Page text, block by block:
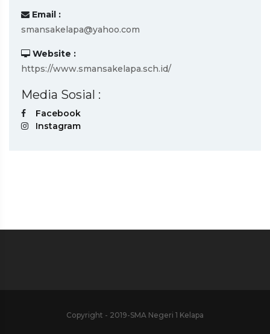
Email :
smansakelapa@yahoo.com
Website :
https://www.smansakelapa.sch.id/
Media Sosial :
Facebook
Instagram
Copyright - 2019-SMA Negeri 1 Kelapa